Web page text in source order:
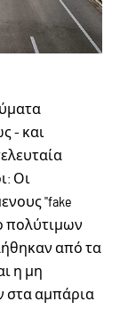
- και
Οι
"fake
πολύτιμων
από τα
η μη
στα αμπάρια